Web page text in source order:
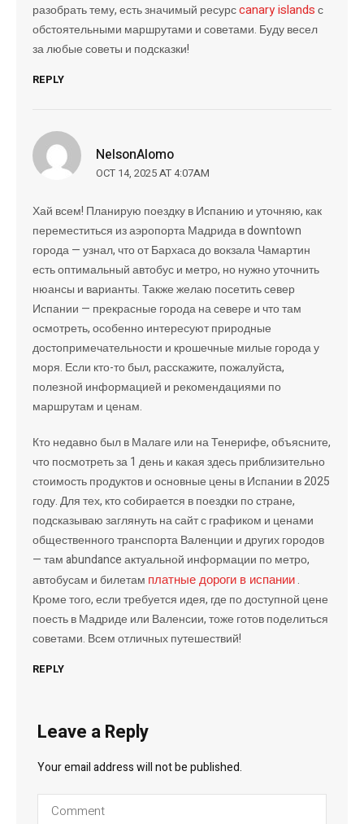
разобрать тему, есть значимый ресурсcanary islandsс
обстоятельными маршрутами и советами. Буду весел
за любые советы и подсказки!
REPLY
NelsonAlomo
OCT 14, 2025 AT 4:07AM
Хай всем! Планирую поездку в Испанию и уточняю, как
переместиться из аэропорта Мадрида в downtown
города — узнал, что от Бархаса до вокзала Чамартин
есть оптимальный автобус и метро, но нужно уточнить
нюансы и варианты. Также желаю посетить север
Испании — прекрасные города на севере и что там
осмотреть, особенно интересуют природные
достопримечательности и крошечные милые города у
моря. Если кто-то был, расскажите, пожалуйста,
полезной информацией и рекомендациями по
маршрутам и ценам.
Кто недавно был в Малаге или на Тенерифе, объясните,
что посмотреть за 1 день и какая здесь приблизительно
стоимость продуктов и основные цены в Испании в 2025
году. Для тех, кто собирается в поездки по стране,
подсказываю заглянуть на сайт с графиком и ценами
общественного транспорта Валенции и других городов
— там abundance актуальной информации по метро,
автобусам и билетам платные дороги в испании.
Кроме того, если требуется идея, где по доступной цене
поесть в Мадриде или Валенсии, тоже готов поделиться
советами. Всем отличных путешествий!
REPLY
Leave a Reply
Your email address will not be published.